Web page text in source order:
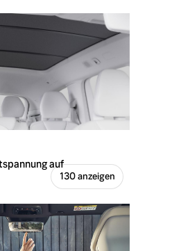
auf
130 anzeigen